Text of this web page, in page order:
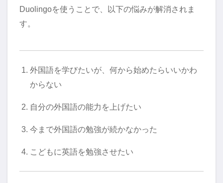
Duolingoを使うことで、以下の悩みが解消されま
す。
外国語を学びたいが、何から始めたらいいかわ
からない
自分の外国語の能力を上げたい
今まで外国語の勉強が続かなかった
こどもに英語を勉強させたい